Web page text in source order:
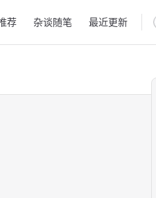
荐 杂谈随笔 最近更新